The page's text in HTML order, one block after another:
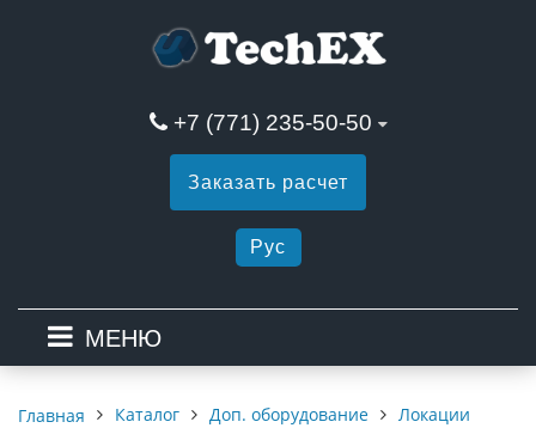
+7 (771) 235-50-50
Заказать расчет
Рус
МЕНЮ
Главная Каталог Доп. оборудование
Локации